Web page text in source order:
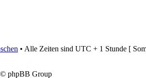
• Alle Zeiten sind UTC + 1 Stunde [
phpBB Group